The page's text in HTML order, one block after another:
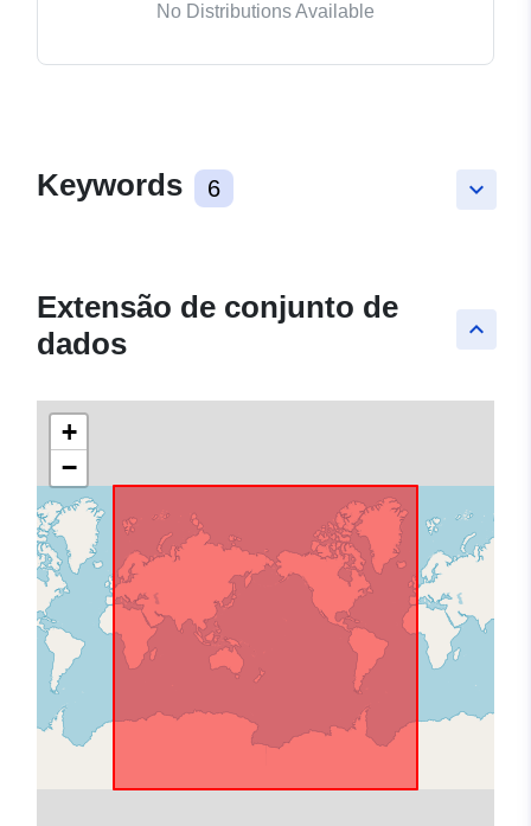
No Distributions Available
keyboard_arrow_down
Keywords 6
keyboard_arrow_up
Extensão de conjunto de
dados
+
−